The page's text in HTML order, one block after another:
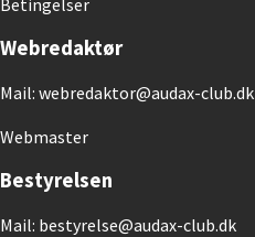
Betingelser
Webredaktør
Mail: webredaktor@audax-club.dk
Webmaster
Bestyrelsen
Mail: bestyrelse@audax-club.dk